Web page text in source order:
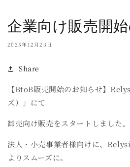
企業向け販売開
2025年12月23日
Share
【BtoB販売開始のお知らせ】
ズ）」にて
卸売向け販売をスタートしました。
法人・小売事業者様向けに、
よりスムーズに。